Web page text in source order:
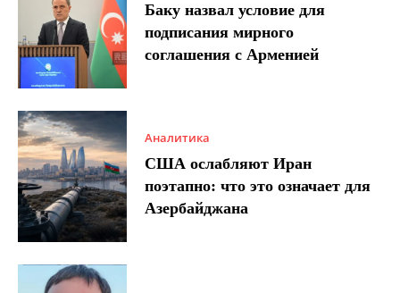
Баку назвал условие для
подписания мирного
соглашения с Арменией
Аналитика
США ослабляют Иран
поэтапно: что это означает для
Азербайджана